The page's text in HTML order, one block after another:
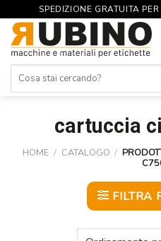
SPEDIZIONE GRATUITA
Skip
content
cartuccia
HOME / CATALOGO /
FILTRA